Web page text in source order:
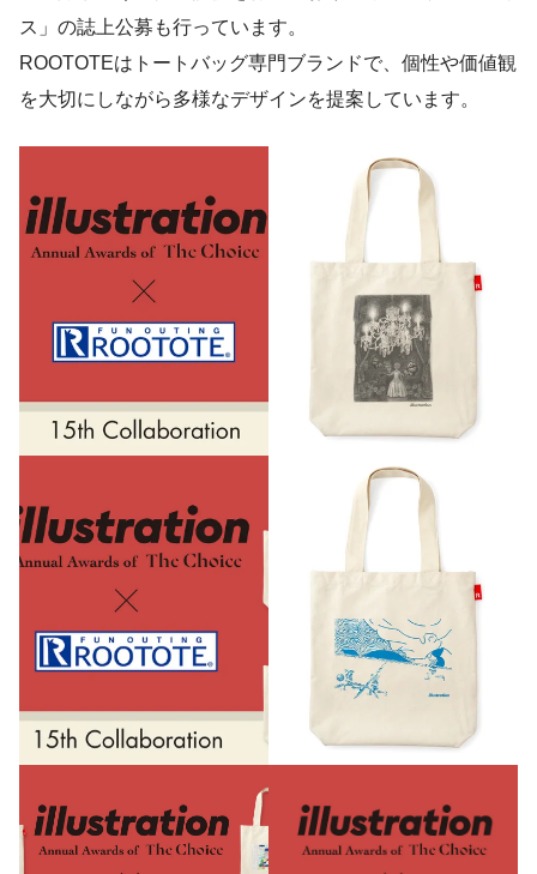
ス」の誌上公募も行っています。
ROOTOTEはトートバッグ専門ブランドで、個性や価値観
を大切にしながら多様なデザインを提案しています。